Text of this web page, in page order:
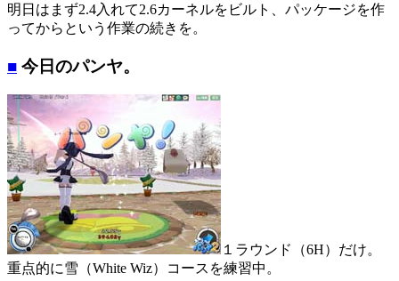
明日はまず2.4入れて2.6カーネルをビルト、パッケージを作
ってからという作業の続きを。
■ 今日のパンヤ。
１ラウンド（6H）だけ。
重点的に雪（White Wiz）コースを練習中。